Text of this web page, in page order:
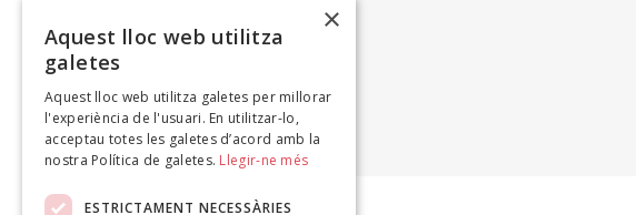
sols de paraules
LAIA LLOBERA
Llibre de revelacions, 2020
×
Aquest lloc web utilitza
galetes
Aquest lloc web utilitza galetes per millorar
l'experiència de l'usuari. En utilitzar-lo,
acceptau totes les galetes d’acord amb la
nostra Política de galetes. Llegir-ne més
ESTRICTAMENT NECESSÀRIES